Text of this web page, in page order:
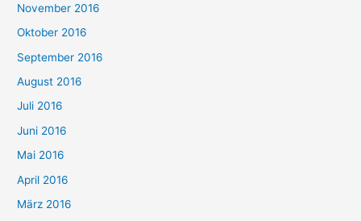
November 2016
Oktober 2016
September 2016
August 2016
Juli 2016
Juni 2016
Mai 2016
April 2016
März 2016